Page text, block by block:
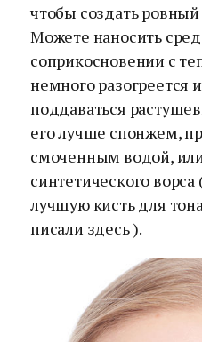
чтобы создать
Можете наносить
соприкосновении с
немного разогреется
поддаваться
его лучше спонжем,
смоченным водой,
синтетического
лучшую кисть для
писали здесь ).